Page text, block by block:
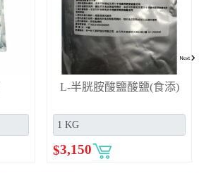
L-半胱胺酸鹽酸鹽(食添)
$3,150